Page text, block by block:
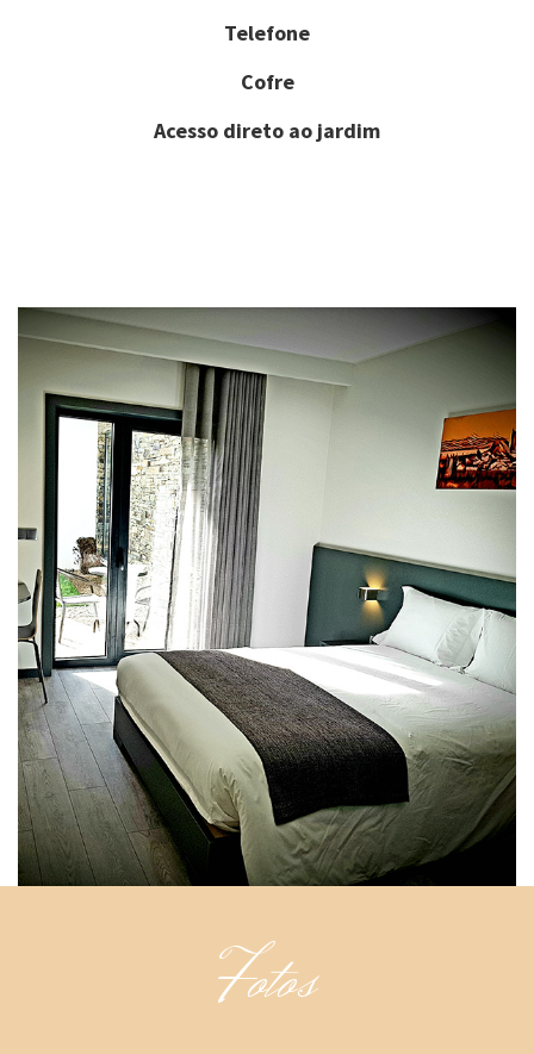
Telefone
Cofre
Acesso direto ao jardim
Fotos